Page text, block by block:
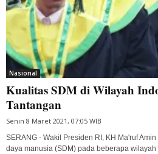
Nasional
Kualitas SDM di Wilayah
Tantangan
Senin 8 Maret 2021, 07:05 WIB
SERANG - Wakil Presiden RI, KH Ma'ruf
daya manusia (SDM) pada beberapa